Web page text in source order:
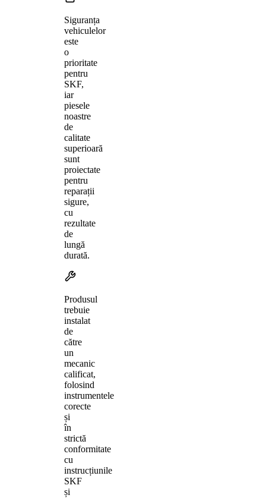
Siguranța
vehiculelor
este
o
prioritate
pentru
SKF,
iar
piesele
noastre
de
calitate
superioară
sunt
proiectate
pentru
reparații
sigure,
cu
rezultate
de
lungă
durată.
Produsul
trebuie
instalat
de
către
un
mecanic
calificat,
folosind
instrumentele
corecte
și
în
strictă
conformitate
cu
instrucțiunile
SKF
și